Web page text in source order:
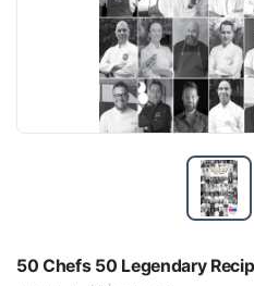
50 Chefs 50 Legendary